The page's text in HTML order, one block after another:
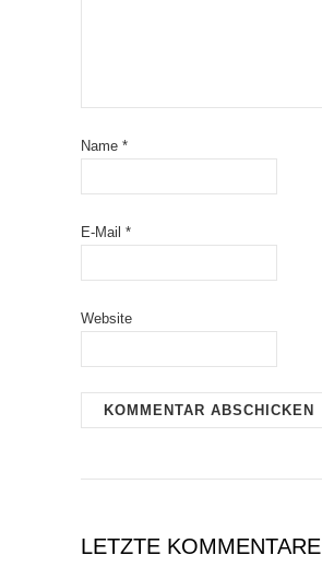
Name *
E-Mail *
Website
LETZTE KOMMENTARE